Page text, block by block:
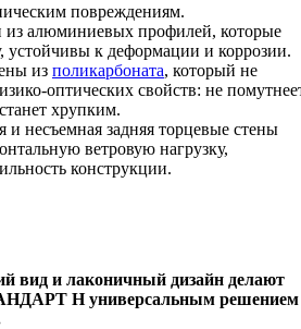
повреждениям.
из алюминиевых профилей, которые
устойчивы к деформации и коррозии.
из поликарбоната, который не
оптических свойств: не
хрупким.
и несъемная задняя торцевые стены
ветровую нагрузку,
конструкции.
вид и лаконичный дизайн делают
Н универсальным решением